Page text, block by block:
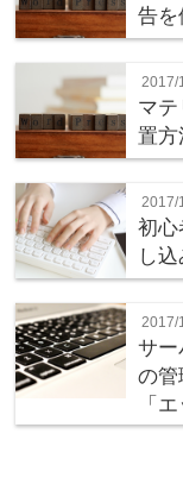
告を
2017/
マ
置方
2017/
初心
し
2017/
サー
の管
「